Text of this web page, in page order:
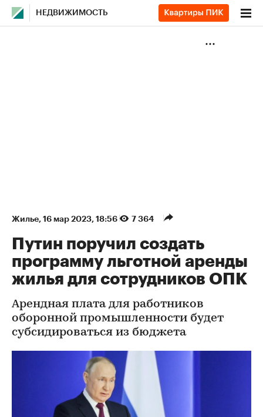
НЕДВИЖИМОСТЬ
Жилье⁠, 16 мар 2023, 18:56 7 364
Путин поручил создать
программу льготной аренды
жилья для сотрудников ОПК
Арендная плата для работников
оборонной промышленности будет
субсидироваться из бюджета